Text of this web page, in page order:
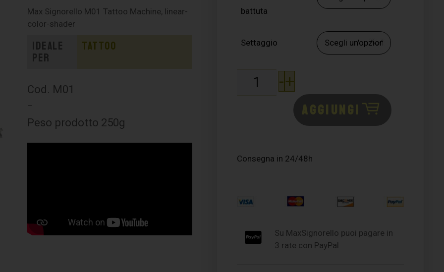
Max Signorello M01 Tattoo Machine, linear-
color-shader
Ideale
per
Tattoo
Cod. M01
–
Peso prodotto 250g
battuta
Settaggio
-+
AGGIUNGI
Consegna in 24/48h
Su MaxSignorello puoi pagare in
3 rate con PayPal